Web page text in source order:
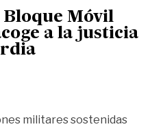
Bloque Móvil
a la justicia
militares sostenidas